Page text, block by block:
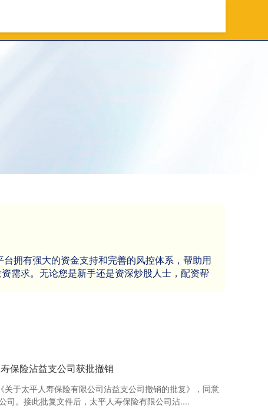
拥有强大的资金支持和完善的风控体系，帮助用
需求。无论您是新手还是资深炒股人士，配资帮
保险沾益支公司获批撤销
于太平人寿保险有限公司沾益支公司撤销的批复》，同意
司。接此批复文件后，太平人寿保险有限公司沾....